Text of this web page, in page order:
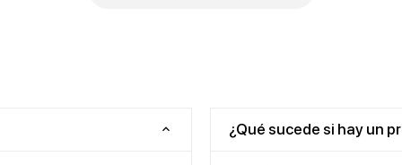
¿Qué sucede si hay un